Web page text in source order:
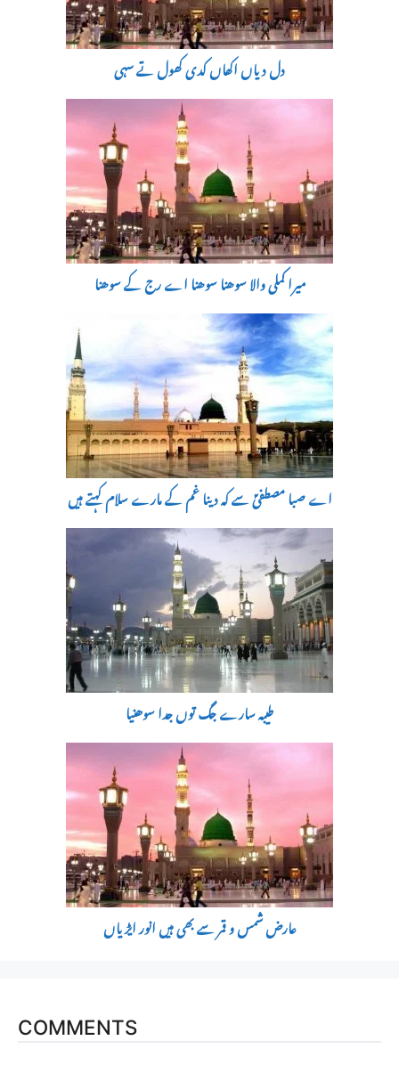
دل دیاں اکھاں کدی کھول تے سہی
میرا کملی والا سوھنا سوھنا اے رج کے سوھنا
اے صبا مصطفیؐ سے کہ دینا غم کے مارے سلام کہتے ہیں
طیبہ سارے جگ توں جدا سوھنیا
عارض شمس و قمر سے بھی ہیں انور ایڑیاں
COMMENTS